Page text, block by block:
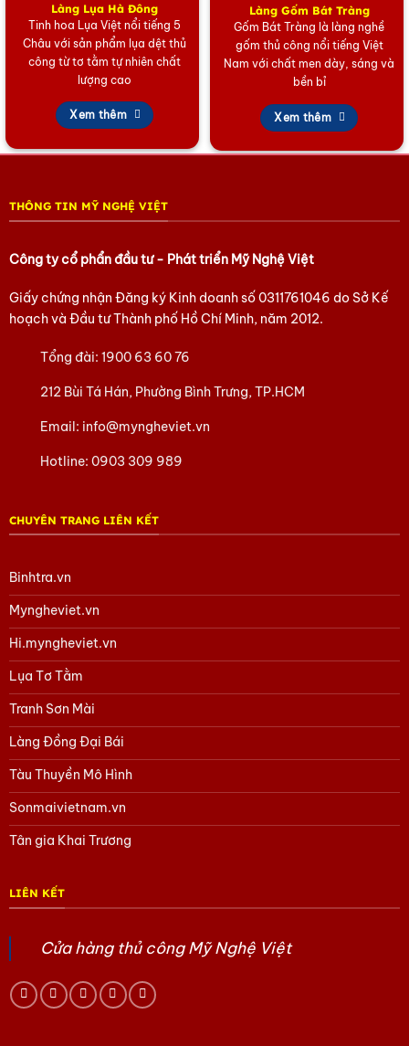
Làng Lụa Hà Đông
Tinh hoa Lụa Việt nổi tiếng 5
Châu với sản phẩm lụa dệt thủ
công từ tơ tằm tự nhiên chất
lượng cao
Xem thêm
Làng Gốm Bát Tràng
Gốm Bát Tràng là làng nghề
gốm thủ công nổi tiếng Việt
Nam với chất men dày, sáng và
bền bỉ
Xem thêm
THÔNG TIN MỸ NGHỆ VIỆT
Công ty cổ phẩn đầu tư - Phát triển Mỹ Nghệ Việt
Giấy chứng nhận Đăng ký Kinh doanh số0311761046 do Sở Kế
hoạch và Đầu tư Thành phố Hồ Chí Minh, năm 2012.
Tổng đài:1900 63 60 76
212 Bùi Tá Hán, Phường Bình Trưng, TP.HCM
Email: info@myngheviet.vn
Hotline:0903 309 989
CHUYÊN TRANG LIÊN KẾT
Binhtra.vn
Myngheviet.vn
Hi.myngheviet.vn
Lụa Tơ Tằm
Tranh Sơn Mài
Làng Đồng Đại Bái
Tàu Thuyền Mô Hình
Sonmaivietnam.vn
Tân gia Khai Trương
LIÊN KẾT
Cửa hàng thủ công Mỹ Nghệ Việt